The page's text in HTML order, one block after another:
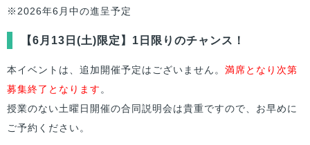
※2026年6月中の進呈予定
【6月13日(土)限定】1日限りのチャンス！
本イベントは、追加開催予定はございません。 満席となり次第
募集終了となります 。
授業のない土曜日開催の合同説明会は貴重ですので、お早めに
ご予約ください。